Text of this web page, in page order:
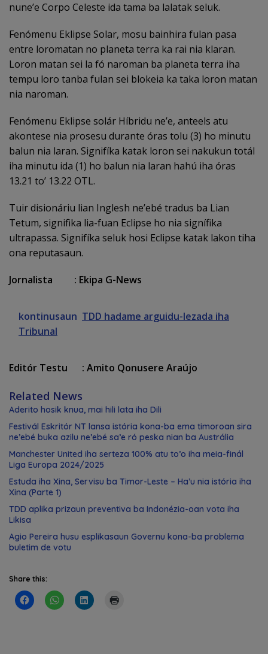
nune’e Corpo Celeste ida tama ba lalatak seluk.
Fenómenu Eklipse Solar, mosu bainhira fulan pasa
entre loromatan no planeta terra ka rai nia klaran.
Loron matan sei la fó naroman ba planeta terra iha
tempu loro tanba fulan sei blokeia ka taka loron matan
nia naroman.
Fenómenu Eklipse solár Híbridu ne’e, anteels atu
akontese nia prosesu durante óras tolu (3) ho minutu
balun nia laran. Signifíka katak loron sei nakukun totál
iha minutu ida (1) ho balun nia laran hahú iha óras
13.21 to’ 13.22 OTL.
Tuir disionáriu lian Inglesh ne’ebé tradus ba Lian
Tetum, signifika lia-fuan Eclipse ho nia signífika
ultrapassa. Signifíka seluk hosi Eclipse katak lakon tiha
ona reputasaun.
Jornalista : Ekipa G-News
kontinusaun TDD hadame arguidu-lezada iha
Tribunal
Editór Testu : Amito Qonusere Araújo
Related News
Aderito hosik knua, mai hili lata iha Dili
Festivál Eskritór NT lansa istória kona-ba ema timoroan sira
ne’ebé buka azilu ne’ebé sa’e ró peska nian ba Austrália
Manchester United iha serteza 100% atu to’o iha meia-finál
Liga Europa 2024/2025
Estuda iha Xina, Servisu ba Timor-Leste – Ha’u nia istória iha
Xina (Parte 1)
TDD aplika prizaun preventiva ba Indonézia-oan vota iha
Likisa
Agio Pereira husu esplikasaun Governu kona-ba problema
buletim de votu
Share this: